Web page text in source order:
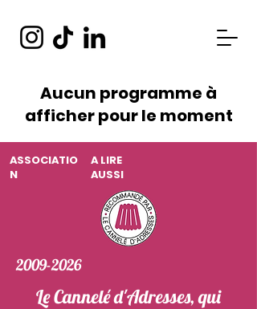
Aucun programme à
afficher pour le moment
ASSOCIATIO
N
A LIRE
AUSSI
2009-2026
Le Cannelé d'Adresses, qui